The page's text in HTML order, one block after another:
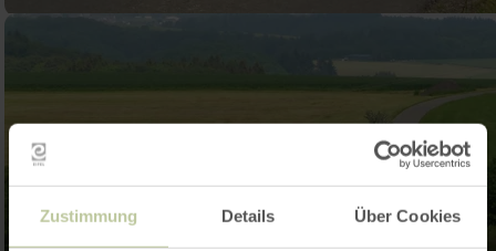
Zustimmung Details Über Cookies